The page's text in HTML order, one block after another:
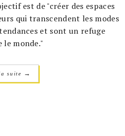
est de "créer des espaces
qui transcendent les modes
et sont un refuge
le monde."
suite →